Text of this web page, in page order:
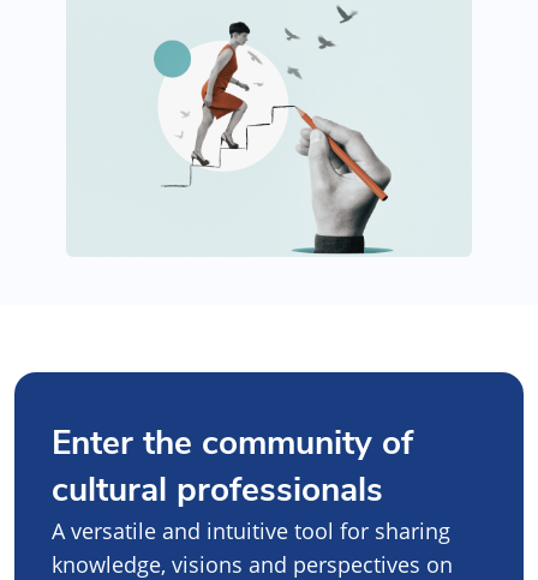
Enter the community of
cultural professionals
A versatile and intuitive tool for sharing
knowledge, visions and perspectives on